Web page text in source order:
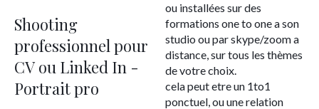
Shooting
professionnel pour
CV ou Linked In -
Portrait pro
ou installées sur des
formations one to one a son
studio ou par skype/zoom a
distance, sur tous les thèmes
de votre choix.
cela peut etre un 1to1
ponctuel, ou une relation